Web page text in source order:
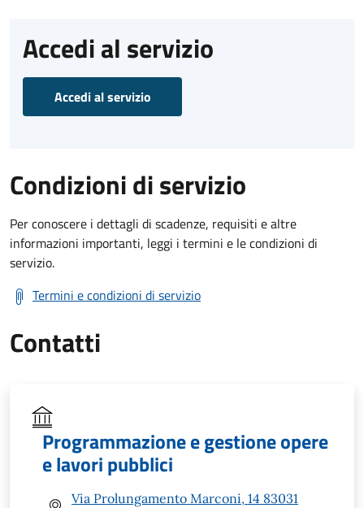
Accedi al servizio
Accedi al servizio
Condizioni di servizio
Per conoscere i dettagli di scadenze, requisiti e altre
informazioni importanti, leggi i termini e le condizioni di
servizio.
Termini e condizioni di servizio
Contatti
Programmazione e gestione opere
e lavori pubblici
Via Prolungamento Marconi, 14 83031